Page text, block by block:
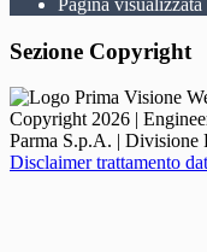
Pagina visualizzata
Sezione Copyright
Copyright 2026 |
Parma S.p.A. |
Disclaimer trattamento